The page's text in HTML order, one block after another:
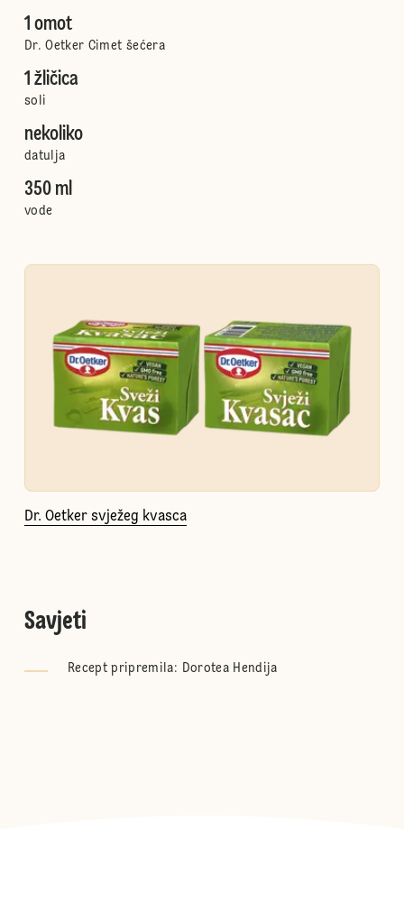
1 omot
Dr. Oetker Cimet šećera
1 žličica
soli
nekoliko
datulja
350 ml
vode
Dr. Oetker svježeg kvasca
Savjeti
Recept pripremila: Dorotea Hendija